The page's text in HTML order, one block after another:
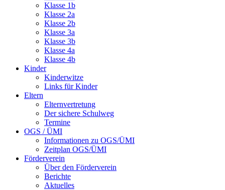
Klasse 1b
Klasse 2a
Klasse 2b
Klasse 3a
Klasse 3b
Klasse 4a
Klasse 4b
Kinder
Kinderwitze
Links für Kinder
Eltern
Elternvertretung
Der sichere Schulweg
Termine
OGS / ÜMI
Informationen zu OGS/ÜMI
Zeitplan OGS/ÜMI
Förderverein
Über den Förderverein
Berichte
Aktuelles